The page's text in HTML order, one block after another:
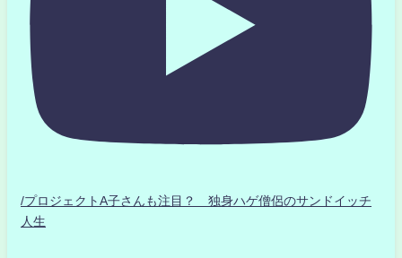
/プロジェクトA子さんも注目？ 独身ハゲ僧侶のサンドイッチ
人生